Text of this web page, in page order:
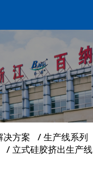
决方案
纳
用
决方案 / 生产线系列
/ 立式硅胶挤出生产线